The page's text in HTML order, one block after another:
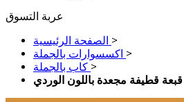
عربة التسوق
الصفحة الرئيسية >
اكسسوارات بالجملة >
كاب بالجملة >
قبعة قطيفة مجعدة باللون الوردي